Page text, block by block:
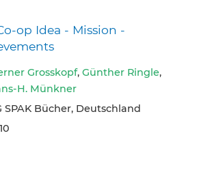
op Idea - Mission -
Grosskopf, Günther Ringle,
H. Münkner
SPAK Bücher, Deutschland